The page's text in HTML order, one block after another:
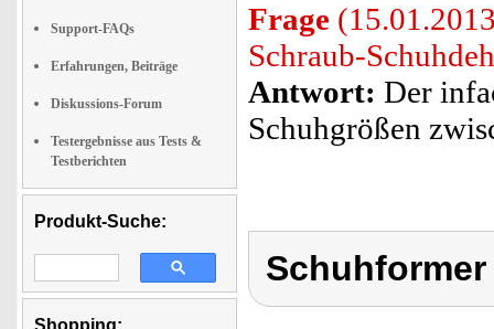
Support-FAQs
Erfahrungen, Beiträge
Diskussions-Forum
Testergebnisse aus Tests &
Testberichten
Produkt-Suche:
Shopping:
Frage
Schraub-
Antwort: Der
Schuhgrößen